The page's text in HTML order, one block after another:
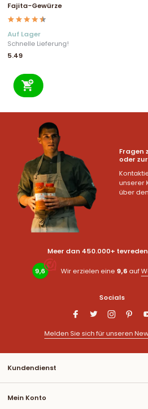
Fajita-Gewürze
Auf Lager
Schnelle Lieferung!
5.49
Fragen
oder
unserer
über
Meer dan 450.000+
9,6 Wir erzielen eine 9,6 auf
Socials
Melden Sie sich für unseren
Kundendienst
Mein Konto